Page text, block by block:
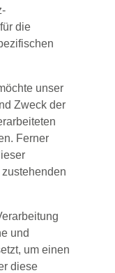
die
unser
Zweck der
Ferner
und
um einen
diese